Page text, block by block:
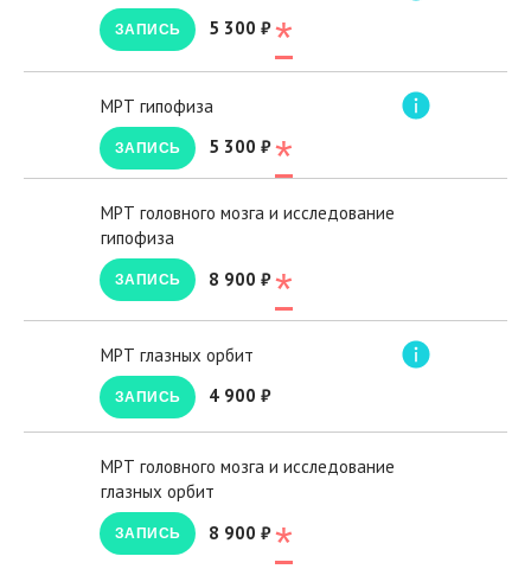
5 300 ₽
ЗАПИСЬ *
МРТ гипофиза
5 300 ₽
ЗАПИСЬ *
МРТ головного мозга и исследование
гипофиза
8 900 ₽
ЗАПИСЬ *
МРТ глазных орбит
4 900 ₽
ЗАПИСЬ
МРТ головного мозга и исследование
глазных орбит
8 900 ₽
ЗАПИСЬ *